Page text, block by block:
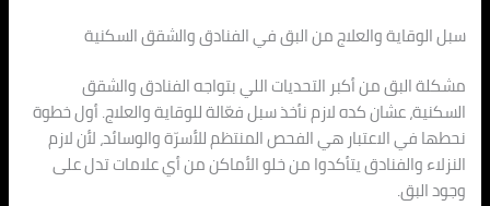
سبل الوقاية والعلاج من البق في الفنادق والشقق السكنية
مشكلة البق من أكبر التحديات اللي بتواجه الفنادق والشقق
السكنية، عشان كده لازم نأخذ سبل فعّالة للوقاية والعلاج. أول خطوة
نحطها في الاعتبار هي الفحص المنتظم للأسرّة والوسائد، لأن لازم
النزلاء والفنادق يتأكدوا من خلو الأماكن من أي علامات تدل على
وجود البق.